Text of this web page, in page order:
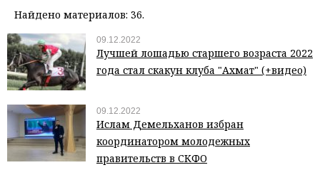
Найдено материалов: 36.
09.12.2022
Лучшей лошадью старшего возраста 2022
года стал скакун клуба "Ахмат" (+видео)
09.12.2022
Ислам Демельханов избран
координатором молодежных
правительств в СКФО